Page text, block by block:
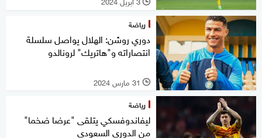
رياضة
دوري روشن: الهلال يواصل سلسلة
انتصاراته و"هاتريك" لرونالدو
l 31 مارس 2024
رياضة
ليفاندوفسكي يتلقى "عرضا ضخما"
من الدوري السعودي